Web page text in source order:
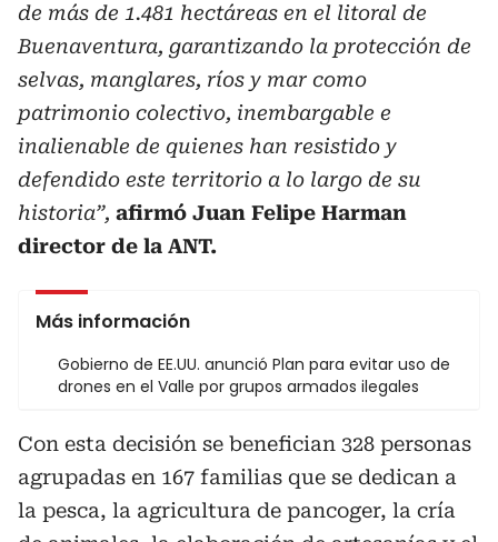
de más de 1.481 hectáreas en el litoral de
Buenaventura, garantizando la protección de
selvas, manglares, ríos y mar como
patrimonio colectivo, inembargable e
inalienable de quienes han resistido y
defendido este territorio a lo largo de su
historia”, afirmó Juan Felipe Harman
director de la ANT.
Más información
Gobierno de EE.UU. anunció Plan para evitar uso de
drones en el Valle por grupos armados ilegales
Con esta decisión se benefician 328 personas
agrupadas en 167 familias que se dedican a
la pesca, la agricultura de pancoger, la cría